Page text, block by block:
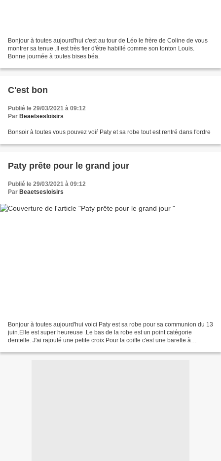
Bonjour à toutes aujourd'hui c'est au tour de Léo le frère de Coline de vous
montrer sa tenue .Il est très fier d'être habillé comme son tonton Louis.
Bonne journée à toutes bises béa.
C'est bon
Publié le 29/03/2021 à 09:12
Par Beaetsesloisirs
Bonsoir à toutes vous pouvez voiŕ Paty et sa robe tout est rentré dans l'ordre
Paty prête pour le grand jour
Publié le 29/03/2021 à 09:12
Par Beaetsesloisirs
Bonjour à toutes aujourd'hui voici Paty est sa robe pour sa communion du 13
juin.Elle est super heureuse .Le bas de la robe est un point catégorie
dentelle. J'ai rajouté une petite croix.Pour la coiffe c'est une barette à